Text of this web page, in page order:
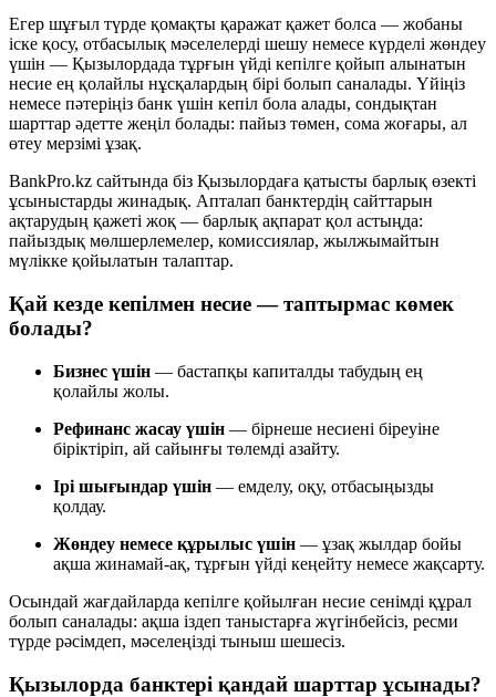
Егер шұғыл түрде қомақты қаражат қажет болса — жобаны
іске қосу, отбасылық мәселелерді шешу немесе күрделі жөндеу
үшін — Қызылордада тұрғын үйді кепілге қойып алынатын
несие ең қолайлы нұсқалардың бірі болып саналады. Үйіңіз
немесе пәтеріңіз банк үшін кепіл бола алады, сондықтан
шарттар әдетте жеңіл болады: пайыз төмен, сома жоғары, ал
өтеу мерзімі ұзақ.
BankPro.kz сайтында біз Қызылордаға қатысты барлық өзекті
ұсыныстарды жинадық. Апталап банктердің сайттарын
ақтарудың қажеті жоқ — барлық ақпарат қол астыңда:
пайыздық мөлшерлемелер, комиссиялар, жылжымайтын
мүлікке қойылатын талаптар.
Қай кезде кепілмен несие — таптырмас көмек
болады?
Бизнес үшін — бастапқы капиталды табудың ең
қолайлы жолы.
Рефинанс жасау үшін — бірнеше несиені біреуіне
біріктіріп, ай сайынғы төлемді азайту.
Ірі шығындар үшін — емделу, оқу, отбасыңызды
қолдау.
Жөндеу немесе құрылыс үшін — ұзақ жылдар бойы
ақша жинамай-ақ, тұрғын үйді кеңейту немесе жақсарту.
Осындай жағдайларда кепілге қойылған несие сенімді құрал
болып саналады: ақша іздеп таныстарға жүгінбейсіз, ресми
түрде рәсімдеп, мәселеңізді тыныш шешесіз.
Қызылорда банктері қандай шарттар ұсынады?